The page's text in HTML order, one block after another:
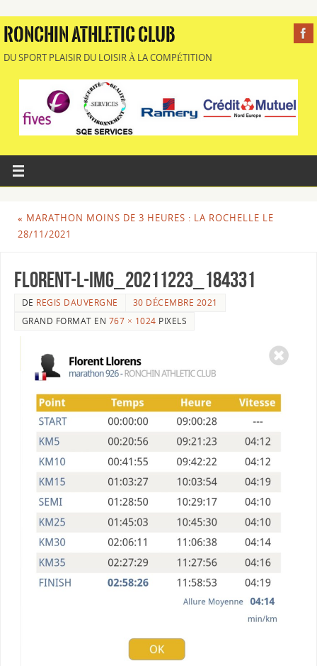
RONCHIN ATHLETIC CLUB
DU SPORT PLAISIR DU LOISIR À LA COMPÉTITION
« MARATHON MOINS DE 3 HEURES : LA ROCHELLE LE
28/11/2021
FLORENT-L-IMG_20211223_184331
DE REGIS DAUVERGNE
30 DÉCEMBRE 2021
GRAND FORMAT EN 767 × 1024 PIXELS